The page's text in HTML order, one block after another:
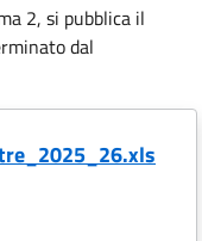
2, si pubblica il
dal